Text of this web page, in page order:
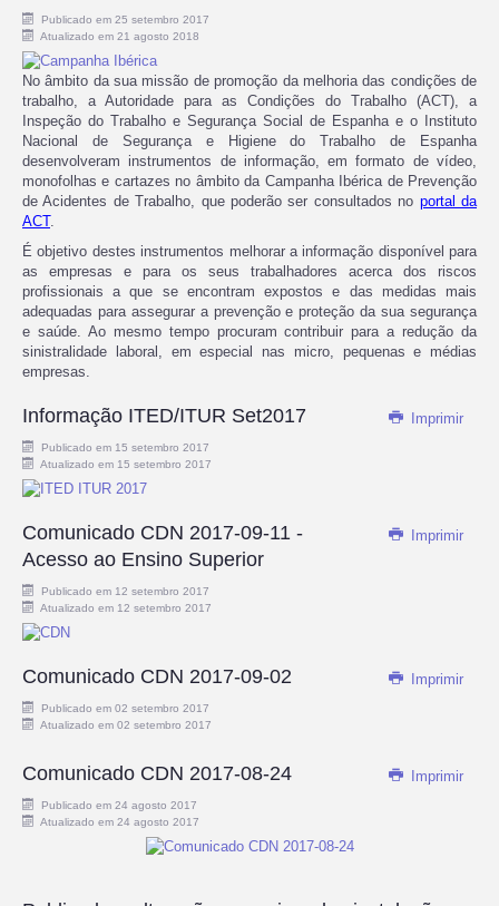
Publicado em 25 setembro 2017
Atualizado em 21 agosto 2018
No âmbito da sua missão de promoção da melhoria das condições de
trabalho, a Autoridade para as Condições do Trabalho (ACT), a
Inspeção do Trabalho e Segurança Social de Espanha e o Instituto
Nacional de Segurança e Higiene do Trabalho de Espanha
desenvolveram instrumentos de informação, em formato de vídeo,
monofolhas e cartazes no âmbito da Campanha Ibérica de Prevenção
de Acidentes de Trabalho, que poderão ser consultados no portal da
ACT.
É objetivo destes instrumentos melhorar a informação disponível para
as empresas e para os seus trabalhadores acerca dos riscos
profissionais a que se encontram expostos e das medidas mais
adequadas para assegurar a prevenção e proteção da sua segurança
e saúde. Ao mesmo tempo procuram contribuir para a redução da
sinistralidade laboral, em especial nas micro, pequenas e médias
empresas.
Imprimir
Informação ITED/ITUR Set2017
Publicado em 15 setembro 2017
Atualizado em 15 setembro 2017
Imprimir
Comunicado CDN 2017-09-11 -
Acesso ao Ensino Superior
Publicado em 12 setembro 2017
Atualizado em 12 setembro 2017
Imprimir
Comunicado CDN 2017-09-02
Publicado em 02 setembro 2017
Atualizado em 02 setembro 2017
Imprimir
Comunicado CDN 2017-08-24
Publicado em 24 agosto 2017
Atualizado em 24 agosto 2017